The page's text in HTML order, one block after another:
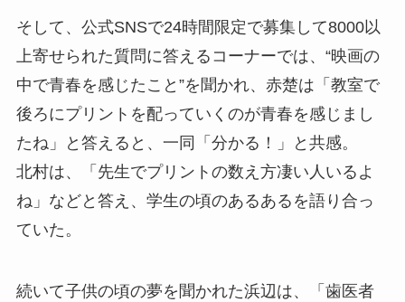
そして、公式SNSで24時間限定で募集して8000以
上寄せられた質問に答えるコーナーでは、“映画の
中で青春を感じたこと”を聞かれ、赤楚は「教室で
後ろにプリントを配っていくのが青春を感じまし
たね」と答えると、一同「分かる！」と共感。
北村は、「先生でプリントの数え方凄い人いるよ
ね」などと答え、学生の頃のあるあるを語り合っ
ていた。
続いて子供の頃の夢を聞かれた浜辺は、「歯医者